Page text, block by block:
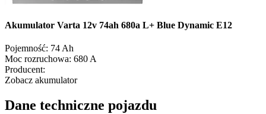
Akumulator Varta 12v 74ah 680a L+ Blue Dynamic E12
Pojemność: 74 Ah
Moc rozruchowa: 680 A
Producent:
Zobacz akumulator
Dane techniczne pojazdu